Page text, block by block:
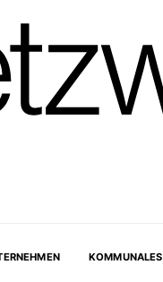
KOMMUNALES